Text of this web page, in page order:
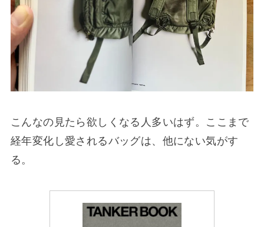
こんなの見たら欲しくなる人多いはず。ここまで
経年変化し愛されるバッグは、他にない気がす
る。